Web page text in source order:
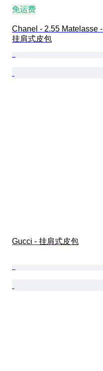
免运费
Chanel - 2.55 Matelasse -
挂肩式皮包
Gucci - 挂肩式皮包